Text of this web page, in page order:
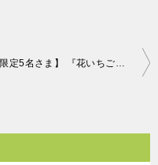
【限定5名さま】 『花いちごのバラエティアイス（博多あまおう）』 片付け110番プレゼントキャンペーン！！